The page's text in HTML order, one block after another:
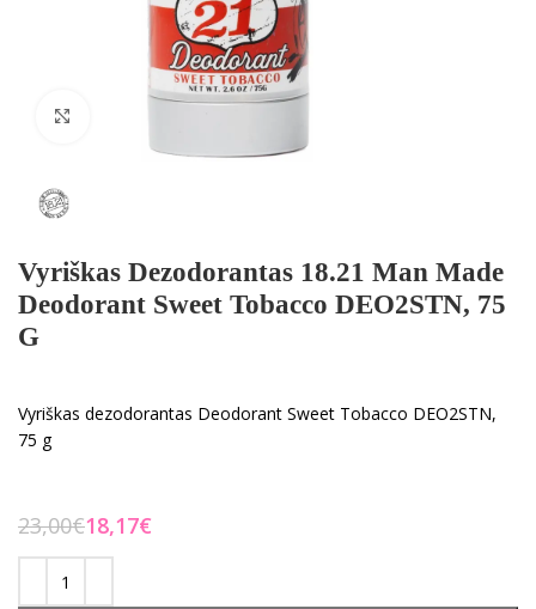
Vyriškas Dezodorantas 18.21 Man Made
Deodorant Sweet Tobacco DEO2STN, 75
G
Vyriškas dezodorantas Deodorant Sweet Tobacco DEO2STN,
75 g
23,00€18,17€